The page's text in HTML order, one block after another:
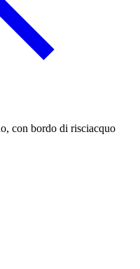
con bordo di risciacquo